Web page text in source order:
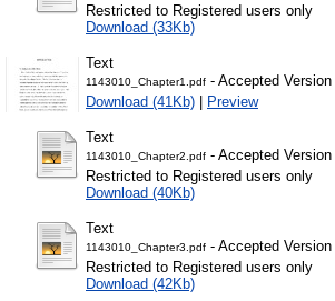
Restricted to Registered users only
Download (33Kb)
Text
1143010_Chapter1.pdf - Accepted Version
Download (41Kb) | Preview
Text
1143010_Chapter2.pdf - Accepted Version
Restricted to Registered users only
Download (40Kb)
Text
1143010_Chapter3.pdf - Accepted Version
Restricted to Registered users only
Download (42Kb)